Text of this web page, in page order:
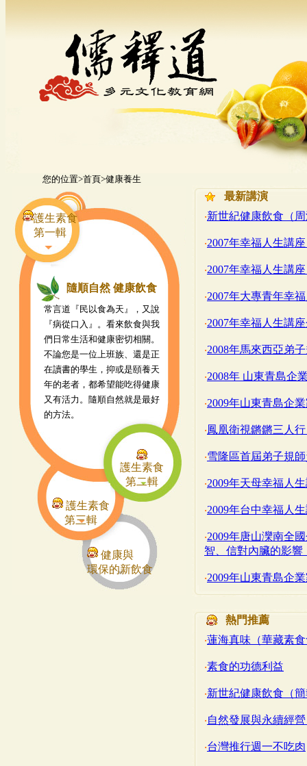
您的位置>首頁>健康養生
護生素食
第一輯
隨順自然 健康飲食
常言道『民以食為天』，又說
『病從口入』。看來飲食與我
們日常生活和健康密切相關。
不論您是一位上班族、還是正
在讀書的學生，抑或是頤養天
年的老者，都希望能吃得健康
又有活力。隨順自然就是最好
的方法。
護生素食
第二輯
護生素食
第三輯
健康與
環保的新飲食
最新講演
‧新世紀健康飲食（
‧2007年幸福人生講
‧2007年幸福人生講
‧2007年大專青年幸
‧2007年幸福人生講
‧2008年馬來西亞弟
‧2008年 山東青島企
‧2009年山東青島企
‧鳳凰衛視鏘鏘三人
‧雪隆區首屆弟子規
‧2009年天母幸福人
‧2009年台中幸福人
‧2009年唐山灤南全
智、信對內臟的影
‧2009年山東青島企
熱門推薦
‧蓮海真味（華藏素
‧素食的功德利益
‧新世紀健康飲食（
‧自然發展與永續經
‧台灣推行週一不吃肉